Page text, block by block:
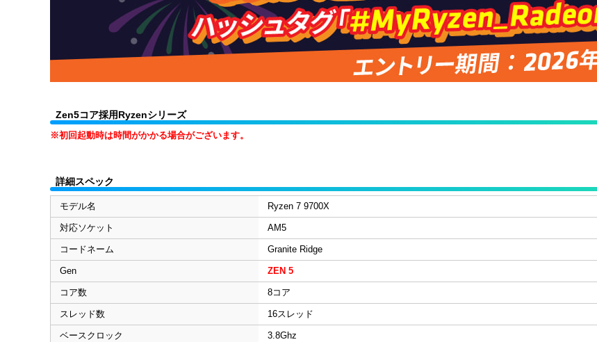
Zen5コア採用Ryzenシリーズ
※初回起動時は時間がかかる場合がございます。
詳細スペック
モデル名 Ryzen 7 9700X
対応ソケット AM5
コードネーム Granite Ridge
Gen ZEN 5
コア数 8コア
スレッド数 16スレッド
ベースクロック 3.8Ghz